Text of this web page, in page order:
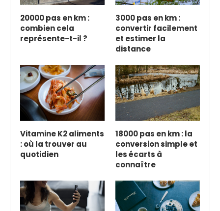
20000 pas en km :
combien cela
représente-t-il ?
3000 pas en km :
convertir facilement
et estimer la
distance
Vitamine K2 aliments
: où la trouver au
quotidien
18000 pas en km : la
conversion simple et
les écarts à
connaître